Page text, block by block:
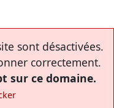
sont désactivées.
correctement.
sur ce domaine.